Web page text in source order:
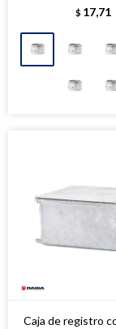
$ 17,71
Caja de registro